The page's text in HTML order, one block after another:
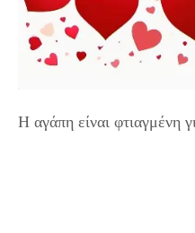
Η αγάπη είναι φτιαγμένη